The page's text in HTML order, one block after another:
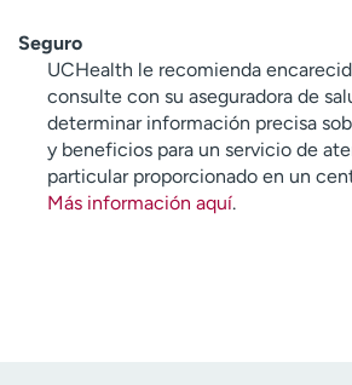
Seguro
UCHealth le recomienda
consulte con su aseguradora de
determinar información precisa
y beneficios para un servicio de
particular proporcionado en un
Más información aquí.